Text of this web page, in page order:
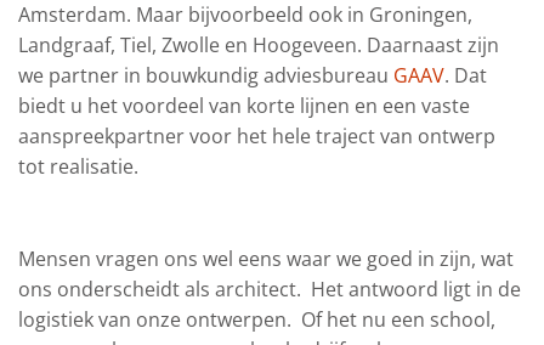
Amsterdam. Maar bijvoorbeeld ook in Groningen,
Landgraaf, Tiel, Zwolle en Hoogeveen. Daarnaast zijn
we partner in bouwkundig adviesbureau GAAV. Dat
biedt u het voordeel van korte lijnen en een vaste
aanspreekpartner voor het hele traject van ontwerp
tot realisatie.
Mensen vragen ons wel eens waar we goed in zijn, wat
ons onderscheidt als architect. Het antwoord ligt in de
logistiek van onze ontwerpen. Of het nu een school,